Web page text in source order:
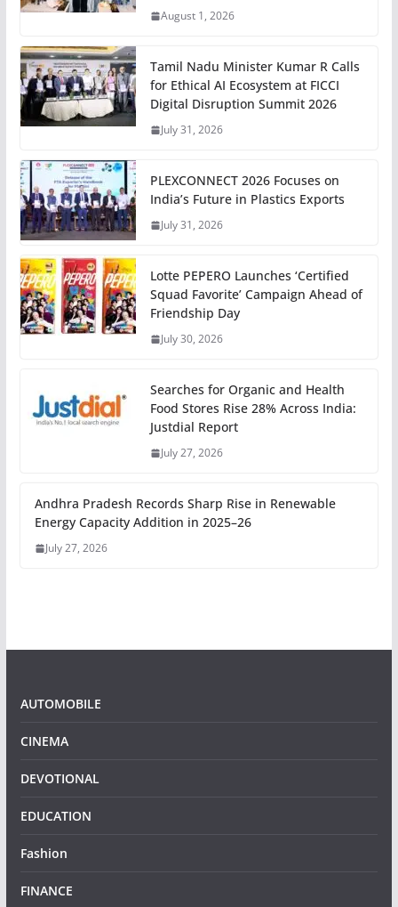
August 1, 2026
Tamil Nadu Minister Kumar R Calls
for Ethical AI Ecosystem at FICCI
Digital Disruption Summit 2026
July 31, 2026
PLEXCONNECT 2026 Focuses on
India’s Future in Plastics Exports
July 31, 2026
Lotte PEPERO Launches ‘Certified
Squad Favorite’ Campaign Ahead of
Friendship Day
July 30, 2026
Searches for Organic and Health
Food Stores Rise 28% Across India:
Justdial Report
July 27, 2026
Andhra Pradesh Records Sharp Rise in Renewable
Energy Capacity Addition in 2025–26
July 27, 2026
AUTOMOBILE
CINEMA
DEVOTIONAL
EDUCATION
Fashion
FINANCE